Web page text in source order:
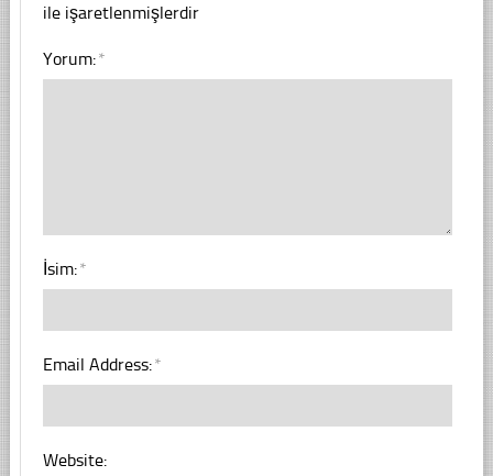
ile işaretlenmişlerdir
Yorum:*
İsim:*
Email Address:*
Website: